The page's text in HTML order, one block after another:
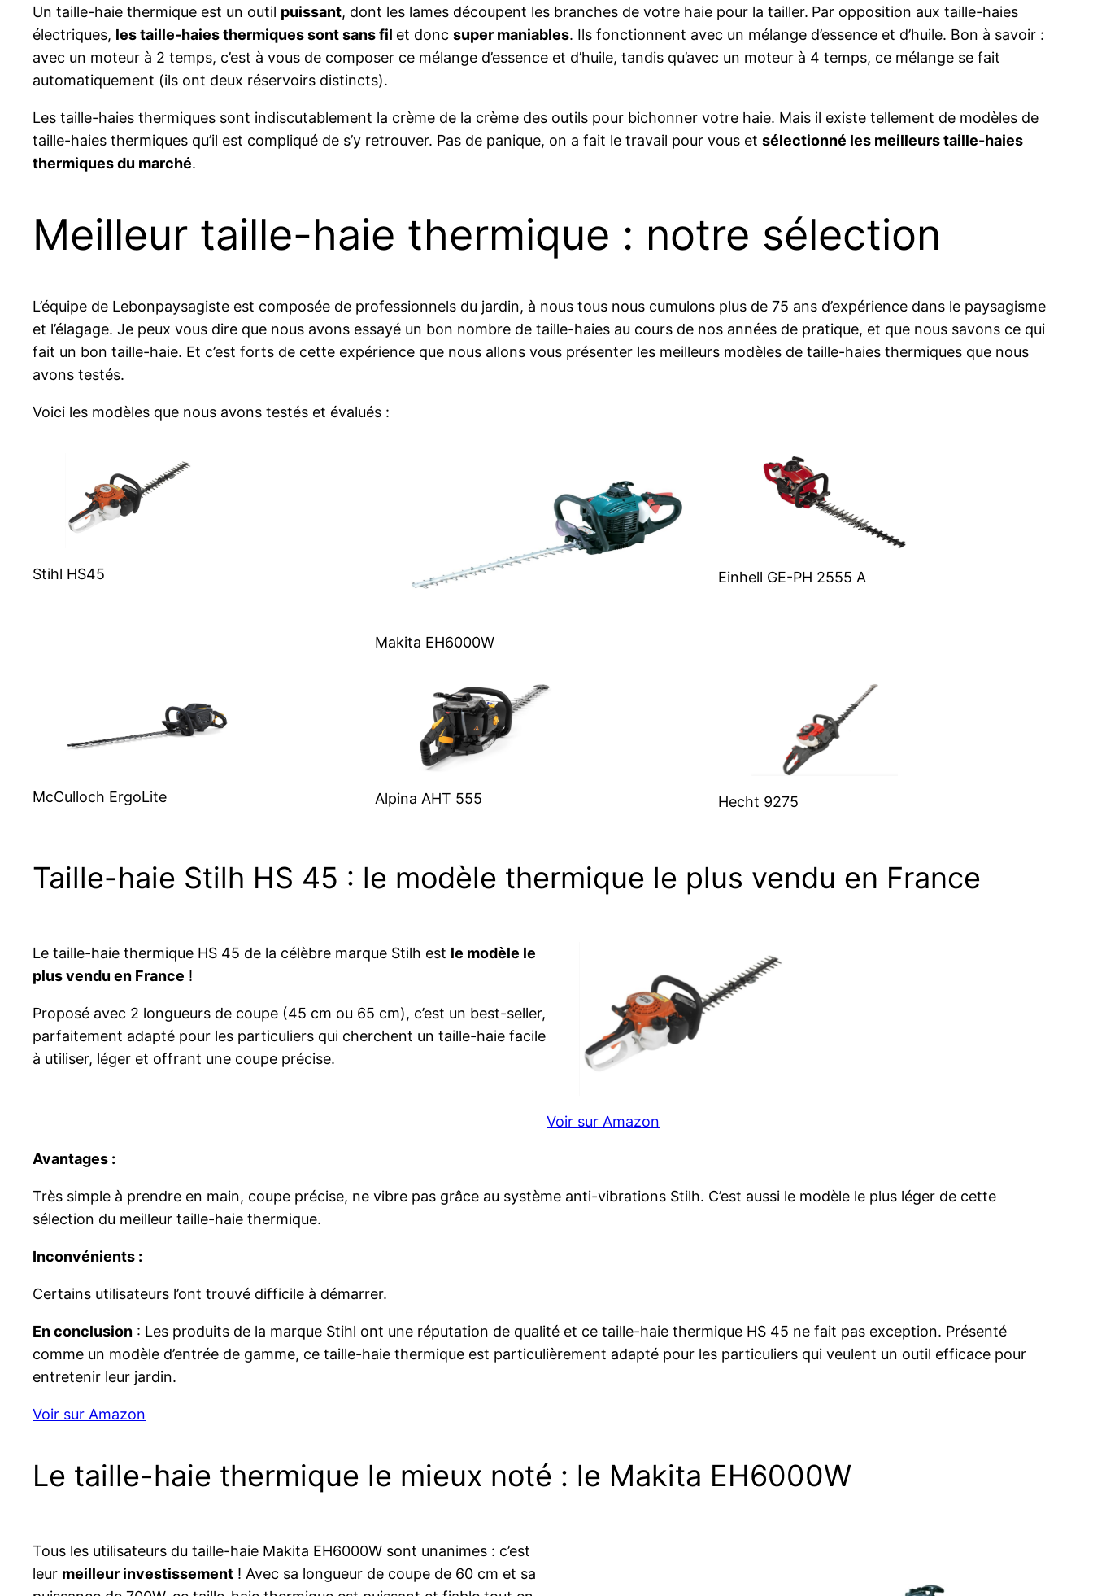
Un taille-haie thermique est un outil puissant, dont les lames découpent les branches de votre haie pour la tailler. Par opposition aux taille-haies
électriques, les taille-haies thermiques sont sans fil et donc super maniables. Ils fonctionnent avec un mélange d’essence et d’huile. Bon à savoir :
avec un moteur à 2 temps, c’est à vous de composer ce mélange d’essence et d’huile, tandis qu’avec un moteur à 4 temps, ce mélange se fait
automatiquement (ils ont deux réservoirs distincts).
Les taille-haies thermiques sont indiscutablement la crème de la crème des outils pour bichonner votre haie. Mais il existe tellement de modèles de
taille-haies thermiques qu’il est compliqué de s’y retrouver. Pas de panique, on a fait le travail pour vous et sélectionné les meilleurs taille-haies
thermiques du marché.
Meilleur taille-haie thermique : notre sélection
L’équipe de Lebonpaysagiste est composée de professionnels du jardin, à nous tous nous cumulons plus de 75 ans d’expérience dans le paysagisme
et l’élagage. Je peux vous dire que nous avons essayé un bon nombre de taille-haies au cours de nos années de pratique, et que nous savons ce qui
fait un bon taille-haie. Et c’est forts de cette expérience que nous allons vous présenter les meilleurs modèles de taille-haies thermiques que nous
avons testés.
Voici les modèles que nous avons testés et évalués :
Stihl HS45
Makita EH6000W
Einhell GE-PH 2555 A
McCulloch ErgoLite Alpina AHT 555 Hecht 9275
Taille-haie Stilh HS 45 : le modèle thermique le plus vendu en France
Le taille-haie thermique HS 45 de la célèbre marque Stilh est le modèle le
plus vendu en France !
Proposé avec 2 longueurs de coupe (45 cm ou 65 cm), c’est un best-seller,
parfaitement adapté pour les particuliers qui cherchent un taille-haie facile
à utiliser, léger et offrant une coupe précise.
Voir sur Amazon
Avantages :
Très simple à prendre en main, coupe précise, ne vibre pas grâce au système anti-vibrations Stilh. C’est aussi le modèle le plus léger de cette
sélection du meilleur taille-haie thermique.
Inconvénients :
Certains utilisateurs l’ont trouvé difficile à démarrer.
En conclusion : Les produits de la marque Stihl ont une réputation de qualité et ce taille-haie thermique HS 45 ne fait pas exception. Présenté
comme un modèle d’entrée de gamme, ce taille-haie thermique est particulièrement adapté pour les particuliers qui veulent un outil efficace pour
entretenir leur jardin.
Voir sur Amazon
Le taille-haie thermique le mieux noté : le Makita EH6000W
Tous les utilisateurs du taille-haie Makita EH6000W sont unanimes : c’est
leur meilleur investissement ! Avec sa longueur de coupe de 60 cm et sa